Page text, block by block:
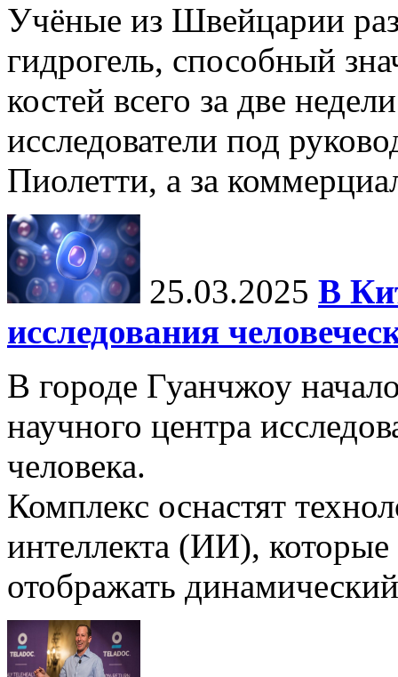
Учёные из Швейцарии
гидрогель, способный
костей всего за две
исследователи под
Пиолетти, а за
25.03.2025 В
исследования
В городе Гуанчжоу
научного центра
человека.
Комплекс оснастят
интеллекта (ИИ),
отображать